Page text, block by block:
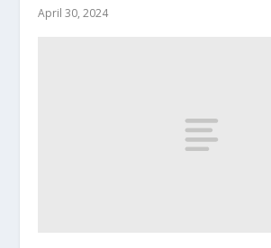
April 30, 2024